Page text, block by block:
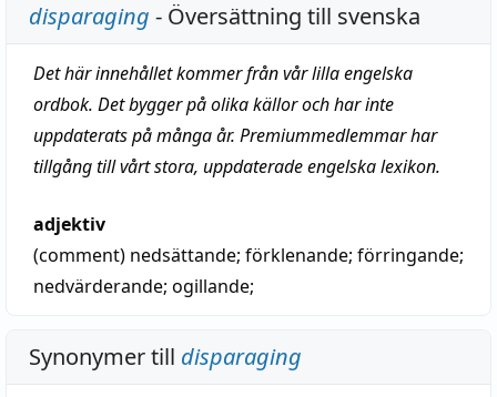
disparaging - Översättning till svenska
Det här innehållet kommer från vår lilla engelska
ordbok. Det bygger på olika källor och har inte
uppdaterats på många år. Premiummedlemmar har
tillgång till vårt stora, uppdaterade engelska lexikon.
adjektiv
(comment) nedsättande; förklenande; förringande;
nedvärderande; ogillande;
Synonymer till disparaging